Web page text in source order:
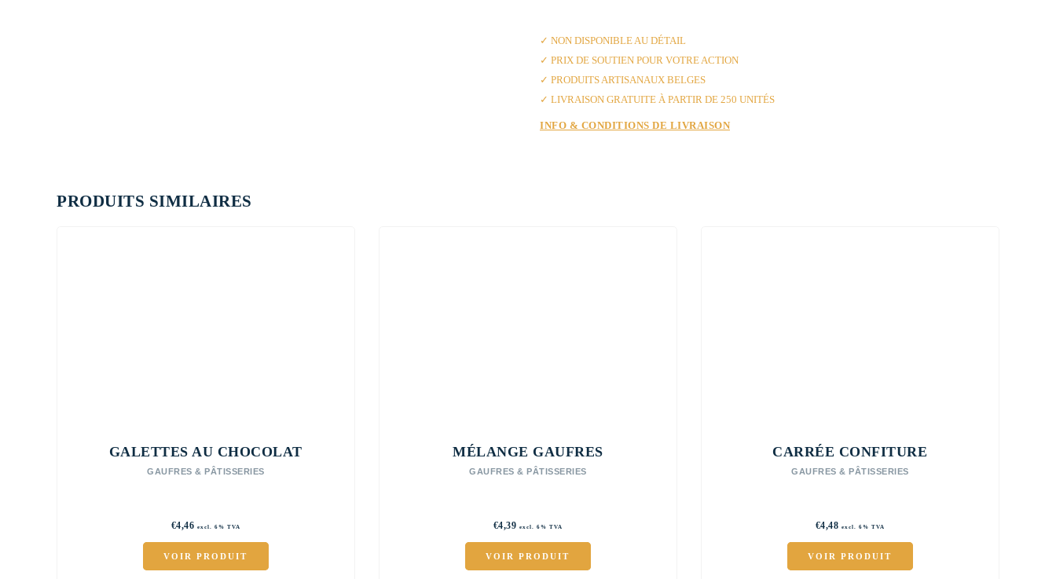
✓ NON DISPONIBLE AU DÉTAIL
✓ PRIX DE SOUTIEN POUR VOTRE ACTION
✓ PRODUITS ARTISANAUX BELGES
✓ LIVRAISON GRATUITE À PARTIR DE 250 UNITÉS
INFO & CONDITIONS DE LIVRAISON
PRODUITS SIMILAIRES
GALETTES AU CHOCOLAT
GAUFRES & PÂTISSERIES
€4,46 excl. 6% TVA
VOIR PRODUIT
MÉLANGE GAUFRES
GAUFRES & PÂTISSERIES
€4,39 excl. 6% TVA
VOIR PRODUIT
CARRÉE CONFITURE
GAUFRES & PÂTISSERIES
€4,48 excl. 6% TVA
VOIR PRODUIT